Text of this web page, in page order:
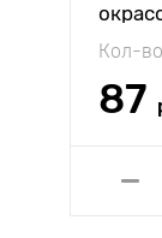
Кол-
87